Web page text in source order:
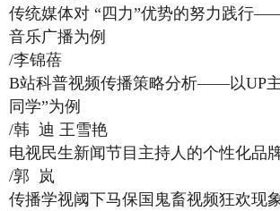
传统媒体对 “四力”优势的努力践行
音乐广播为例
/李锦蓓
B站科普视频传播策略分析——以UP
同学”为例
/韩 迪 王雪艳
电视民生新闻节目主持人的个性化品
/郭 岚
传播学视阈下马保国鬼畜视频狂欢现